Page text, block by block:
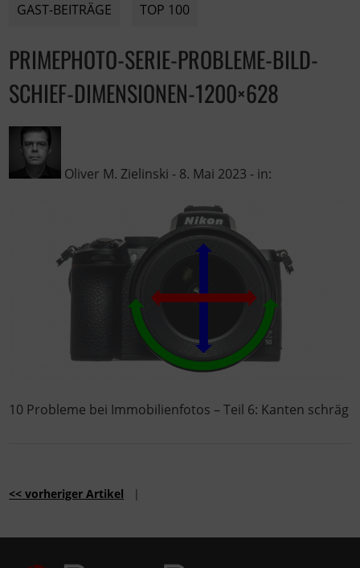
GAST-BEITRÄGE TOP 100
PRIMEPHOTO-SERIE-PROBLEME-BILD-
SCHIEF-DIMENSIONEN-1200×628
Oliver M. Zielinski - 8. Mai 2023 - in:
10 Probleme bei Immobilienfotos – Teil 6: Kanten schräg
<< vorheriger Artikel |